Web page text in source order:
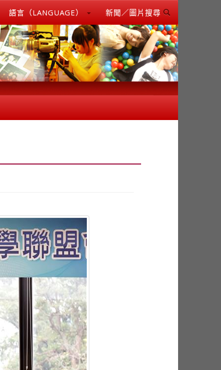
語言（LANGUAGE） 新聞／圖片搜尋